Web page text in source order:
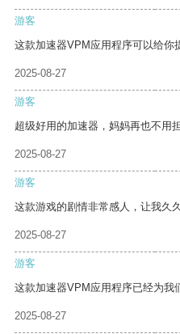
游客
这款加速器VPM应用程序可以给你
2025-08-27
游客
超级好用的加速器，妈妈再也不用
2025-08-27
游客
这款游戏的剧情非常感人，让我久
2025-08-27
游客
这款加速器VPM应用程序已经为我
2025-08-27